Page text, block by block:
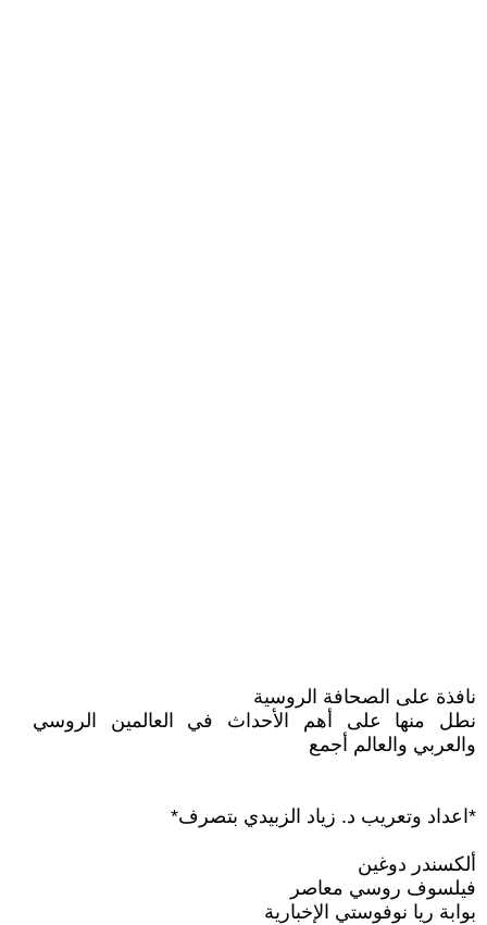
نافذة على الصحافة الروسية
نطل منها على أهم الأحداث في العالمين الروسي
والعربي والعالم أجمع
*اعداد وتعريب د. زياد الزبيدي بتصرف*
ألكسندر دوغين
فيلسوف روسي معاصر
بوابة ريا نوفوستي الإخبارية